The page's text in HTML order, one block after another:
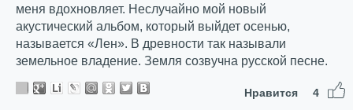
меня вдохновляет. Неслучайно мой новый
акустический альбом, который выйдет осенью,
называется «Лен». В древности так называли
земельное владение. Земля созвучна русской песне.
Нравится 4